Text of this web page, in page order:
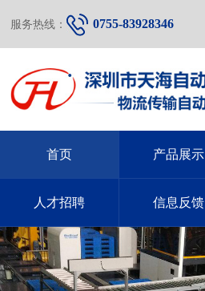
服务热线： 0755-83928346
首页 产品展示
人才招聘 信息反馈